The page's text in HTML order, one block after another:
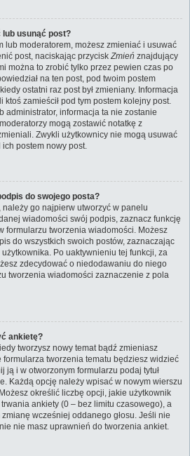
lub usunąć post?
lub moderatorem, możesz zmieniać i usuwać
post, naciskając przyciskZmień znajdujący
można to zrobić tylko przez pewien czas po
na ten post, pod twoim postem
ostatni raz post był zmieniany. Informacja
ktoś zamieścił pod tym postem kolejny post.
administrator, informacja ta nie zostanie
mogą zostawić notatkę z
Zwykli użytkownicy nie mogą usuwać
ich postem nowy post.
do swojego posta?
go najpierw utworzyć w panelu
wiadomości swój podpis, zaznacz funkcję
formularzu tworzenia wiadomości. Możesz
do wszystkich swoich postów, zaznaczając
Po uaktywnieniu tej funkcji, za
zdecydować o niedodawaniu do niego
tworzenia wiadomości zaznaczenie z pola
ankietę?
tworzysz nowy temat bądź zmieniasz
tworzenia tematu będziesz widzieć
ją i w otworzonym formularzu podaj tytuł
Każdą opcję należy wpisać w nowym wierszu
określić liczbę opcji, jakie użytkownik
ankiety (0 – bez limitu czasowego), a
wcześniej oddanego głosu. Jeśli nie
nie masz uprawnień do tworzenia ankiet.